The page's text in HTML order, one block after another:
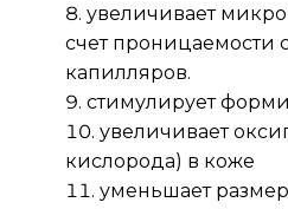
увеличивает
счет проницаемости
капилляров.
стимулирует
увеличивает
кислорода) в коже
уменьшает